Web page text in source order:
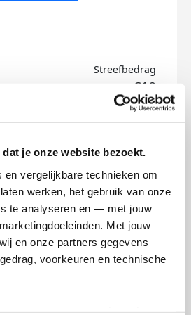
je onze website bezoekt.
en vergelijkbare technieken om
werken, het gebruik van onze
te analyseren en — met jouw
Met jouw
en onze partners gegevens
voorkeuren en technische
Streefbedrag
€10
badges